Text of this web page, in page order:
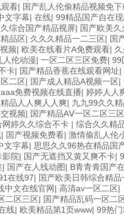
看| 国产乱人伦偷精品视频免下
文字幕| 在线| 99精品国产自在
综合国产精品视屏| 国产欧美
品区| 久久久精品一二三区| 国
频| 欧美在线看片A免费观看|
人伦动漫| 一区二区三区免费| 99
卡| 国产精品香蕉在线观看网址|
二区| 国产成人精品A视频一区|
免费视频在线直播| 婷婷人人
品人人爽人人爽| 九九99久久
视频| 国产精品AⅤ一区二区三区
网婷久久综合不卡 | 综合久久精
| 国产视频免费看| 激情偷乱人伦
文字幕| 思思久久96热在精品国
影院| 国产无遮挡又黄又爽不卡|
| 国产在人线动图| B青青青国产
在线97| 国产欧美日韩综合精
中文在线官网| 高清av一区二区|
二区三区| 国产精品乱码一区二
线| 欧美精品第1页www| 99热